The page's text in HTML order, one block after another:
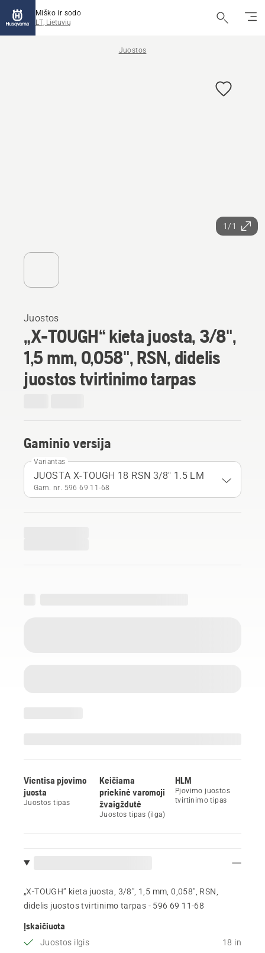
Miško ir sodo
LT, Lietuvių
Juostos
1/1
Juostos
„X-TOUGH“ kieta juosta, 3/8",
1,5 mm, 0,058", RSN, didelis
juostos tvirtinimo tarpas
Gaminio versija
Variantas
JUOSTA X-TOUGH 18 RSN 3/8" 1.5 LM
Gam. nr. 596 69 11‑68
Vientisa pjovimo
juosta
Juostos tipas
Keičiama
priekinė varomoji
žvaigždutė
Juostos tipas (ilga)
HLM
Pjovimo juostos
tvirtinimo tipas
„X-TOUGH“ kieta juosta, 3/8", 1,5 mm, 0,058", RSN,
didelis juostos tvirtinimo tarpas - 596 69 11‑68
Įskaičiuota
Juostos ilgis 18 in